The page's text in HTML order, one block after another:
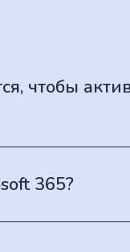
чтобы
365?